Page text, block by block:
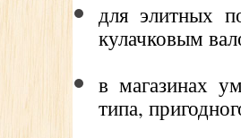
для элитных
кулачковым
в магазинах
типа,